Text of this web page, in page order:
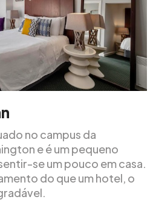
no campus da
e é um pequeno
se um pouco em casa.
do que um hotel, o